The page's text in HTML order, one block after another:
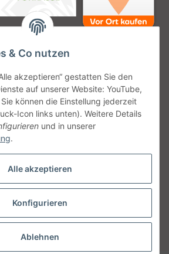
Vertrag widerrufen
inkl. gesetzlicher USt., zzgl.
& Co nutzen
akzeptieren“ gestatten Sie den
auf unserer Website: YouTube,
können die Einstellung jederzeit
Icon links unten). Weitere Details
und in unserer
.
Alle akzeptieren
Konfigurieren
Ablehnen